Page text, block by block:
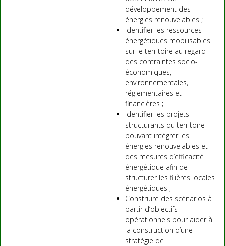
développement des
énergies renouvelables ;
Identifier les ressources
énergétiques mobilisables
sur le territoire au regard
des contraintes socio-
économiques,
environnementales,
réglementaires et
financières ;
Identifier les projets
structurants du territoire
pouvant intégrer les
énergies renouvelables et
des mesures d’efficacité
énergétique afin de
structurer les filières locales
énergétiques ;
Construire des scénarios à
partir d’objectifs
opérationnels pour aider à
la construction d’une
stratégie de